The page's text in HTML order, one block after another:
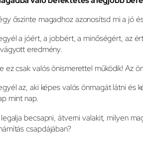
őszinte magadhoz azonosítsd mi a jó
a jóért, a jobbért, a minőségért, az
eredmény.
ez csak valós önismerettel működik! Az
az, aki képes valós önmagát látni és
mint nap.
becsapni, átverni valakit, milyen
csapdájában?